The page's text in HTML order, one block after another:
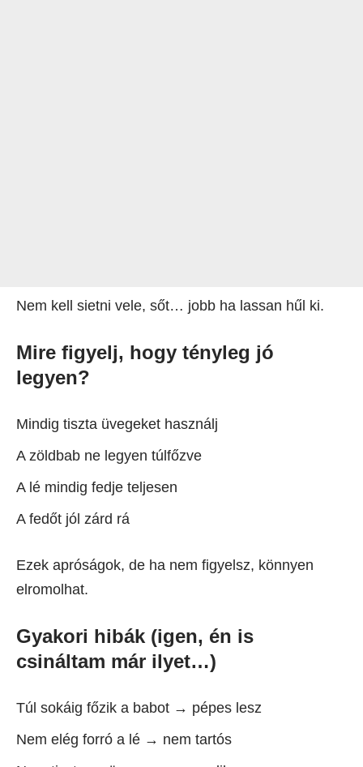
Nem kell sietni vele, sőt… jobb ha lassan hűl ki.
Mire figyelj, hogy tényleg jó
legyen?
Mindig tiszta üvegeket használj
A zöldbab ne legyen túlfőzve
A lé mindig fedje teljesen
A fedőt jól zárd rá
Ezek apróságok, de ha nem figyelsz, könnyen
elromolhat.
Gyakori hibák (igen, én is
csináltam már ilyet…)
Túl sokáig főzik a babot → pépes lesz
Nem elég forró a lé → nem tartós